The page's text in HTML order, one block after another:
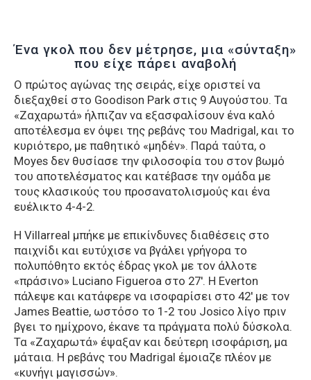
Ένα γκολ που δεν μέτρησε, μια «σύνταξη»
που είχε πάρει αναβολή
Ο πρώτος αγώνας της σειράς, είχε οριστεί να
διεξαχθεί στο Goodison Park στις 9 Αυγούστου. Τα
«Ζαχαρωτά» ήλπιζαν να εξασφαλίσουν ένα καλό
αποτέλεσμα εν όψει της ρεβάνς του Madrigal, και το
κυριότερο, με παθητικό «μηδέν». Παρά ταύτα, ο
Moyes δεν θυσίασε την φιλοσοφία του στον βωμό
του αποτελέσματος και κατέβασε την ομάδα με
τους κλασικούς του προσανατολισμούς και ένα
ευέλικτο 4-4-2.
Η Villarreal μπήκε με επικίνδυνες διαθέσεις στο
παιχνίδι και ευτύχισε να βγάλει γρήγορα το
πολυπόθητο εκτός έδρας γκολ με τον άλλοτε
«πράσινο» Luciano Figueroa στο 27′. Η Everton
πάλεψε και κατάφερε να ισοφαρίσει στο 42′ με τον
James Beattie, ωστόσο το 1-2 του Josico λίγο πριν
βγει το ημίχρονο, έκανε τα πράγματα πολύ δύσκολα.
Τα «Ζαχαρωτά» έψαξαν και δεύτερη ισοφάριση, μα
μάταια. Η ρεβάνς του Madrigal έμοιαζε πλέον με
«κυνήγι μαγισσών».